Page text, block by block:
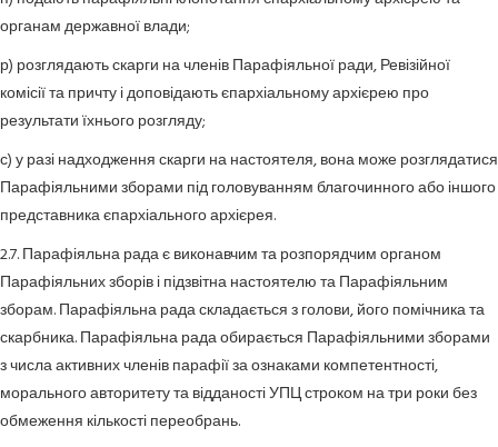
органам державної влади;
р) розглядають скарги на членів Парафіяльної ради, Ревізійної
комісії та причту і доповідають єпархіальному архієрею про
результати їхнього розгляду;
с) у разі надходження скарги на настоятеля, вона може розглядатися
Парафіяльними зборами під головуванням благочинного або іншого
представника єпархіального архієрея.
2.7. Парафіяльна рада є виконавчим та розпорядчим органом
Парафіяльних зборів і підзвітна настоятелю та Парафіяльним
зборам. Парафіяльна рада складається з голови, його помічника та
скарбника. Парафіяльна рада обирається Парафіяльними зборами
з числа активних членів парафії за ознаками компетентності,
морального авторитету та відданості УПЦ строком на три роки без
обмеження кількості переобрань.